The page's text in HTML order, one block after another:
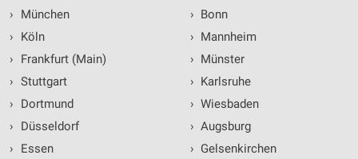
›
München
›
Köln
›
Frankfurt (Main)
› Stuttgart
›
Dortmund
›
Düsseldorf
›
Essen
› Bonn
› Mannheim
› Münster
› Karlsruhe
› Wiesbaden
› Augsburg
› Gelsenkirchen